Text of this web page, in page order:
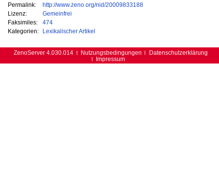
Permalink:
http://www.zeno.org/nid/20009833188
Lizenz:
Gemeinfrei
Faksimiles:
474
Kategorien:
Lexikalischer Artikel
ZenoServer 4.030.014 Nutzungsbedingungen
Datenschutzerklärung
Impressum